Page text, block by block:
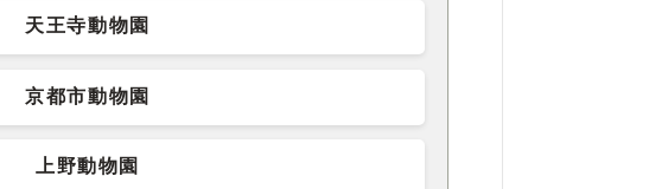
天王寺動物園
京都市動物園
上野動物園